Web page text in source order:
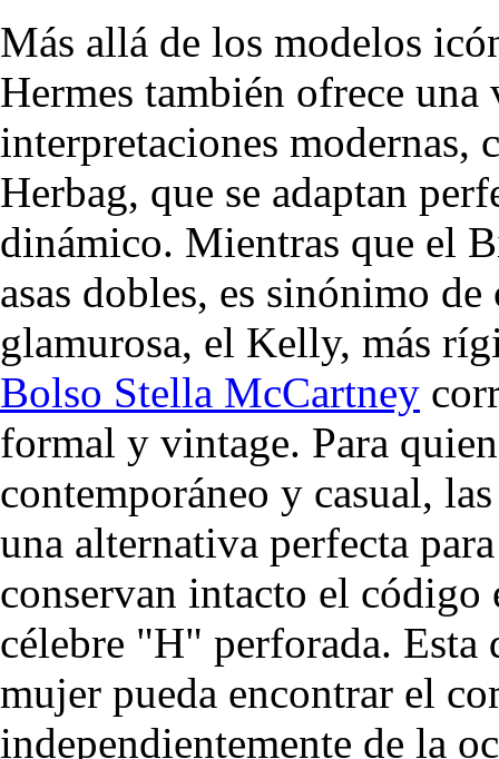
Más allá de los modelos
Hermes también ofrece una
interpretaciones modernas,
Herbag, que se adaptan
dinámico. Mientras que el
asas dobles, es sinónimo
glamurosa, el Kelly, más
Bolso Stella McCartney
formal y vintage. Para
contemporáneo y casual,
una alternativa perfecta
conservan intacto el
célebre "H" perforada. Esta
mujer pueda encontrar el
independientemente de la